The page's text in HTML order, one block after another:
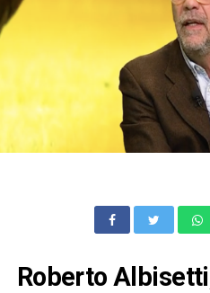
Roberto Albisetti